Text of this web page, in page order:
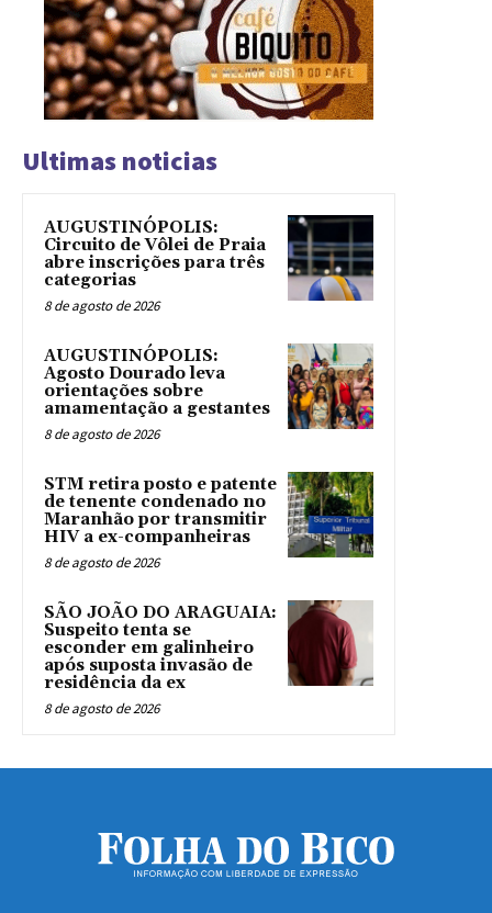
Ultimas noticias
AUGUSTINÓPOLIS:
Circuito de Vôlei de Praia
abre inscrições para três
categorias
8 de agosto de 2026
AUGUSTINÓPOLIS:
Agosto Dourado leva
orientações sobre
amamentação a gestantes
8 de agosto de 2026
STM retira posto e patente
de tenente condenado no
Maranhão por transmitir
HIV a ex-companheiras
8 de agosto de 2026
SÃO JOÃO DO ARAGUAIA:
Suspeito tenta se
esconder em galinheiro
após suposta invasão de
residência da ex
8 de agosto de 2026